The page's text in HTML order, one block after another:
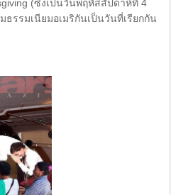
(ซึ่งเป็นวันพฤหัสสัปดาห์ที่ 4
รรมเนียมอเมริกันเป็นวันที่เรียกกัน